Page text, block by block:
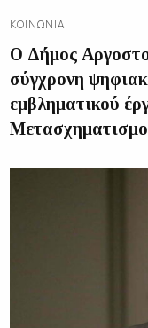
ΚΟΙΝΩΝΊΑ
Ο Δήμος
σύγχρονη
εμβληματικού